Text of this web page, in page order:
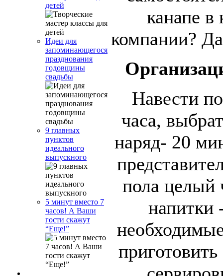
детей
Идеи для
запоминающегося
празднования
годовщины
свадьбы
9 главных
пунктов
идеального
выпускного
5 минут вместо 7
часов! А Ваши
гости скажут
“Еще!”
канапе в
компании?
Навести
часа,
наряд- 20
пола целый
напитки